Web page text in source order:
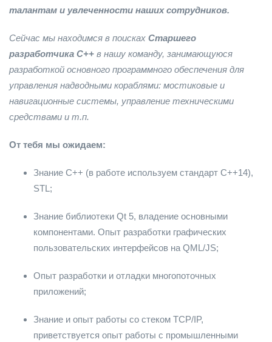
талантам и увлеченности наших сотрудников.
Сейчас мы находимся в поисках Старшего
разработчика С++ в нашу команду, занимающуюся
разработкой основного программного обеспечения для
управления надводными кораблями: мостиковые и
навигационные системы, управление техническими
средствами и т.п.
От тебя мы ожидаем:
Знание С++ (в работе используем стандарт С++14),
STL;
Знание библиотеки Qt 5, владение основными
компонентами. Опыт разработки графических
пользовательских интерфейсов на QML/JS;
Опыт разработки и отладки многопоточных
приложений;
Знание и опыт работы со стеком TCP/IP,
приветствуется опыт работы с промышленными